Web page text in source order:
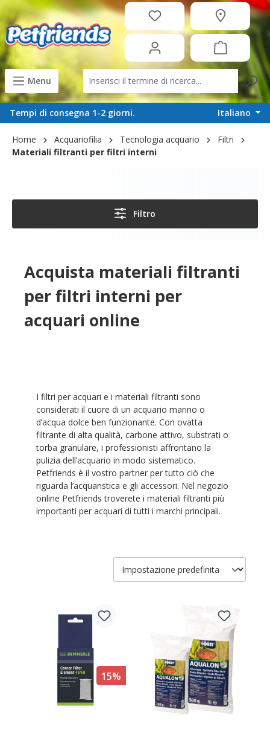
content
Menu
Tempi di consegna 1-2 giorni. Italiano
Home Acquariofilia Tecnologia acquario
Filtri
Materiali filtranti per filtri interni
Filtro
Acquista materiali filtranti
per filtri interni per
acquari online
I filtri per acquari e i materiali filtranti sono
considerati il cuore di un acquario marino o
d’acqua dolce ben funzionante. Con ovatta
filtrante di alta qualità, carbone attivo, substrati o
torba granulare, i professionisti affrontano la
pulizia dell’acquario in modo sistematico.
Petfriends è il vostro partner per tutto ciò che
riguarda l’acquaristica e gli accessori. Nel negozio
online Petfriends troverete i materiali filtranti più
importanti per acquari di tutti i marchi principali.
15%